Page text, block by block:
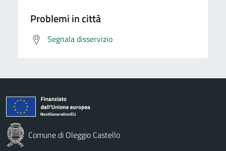
Problemi in città
Segnala disservizio
Comune di Oleggio Castello